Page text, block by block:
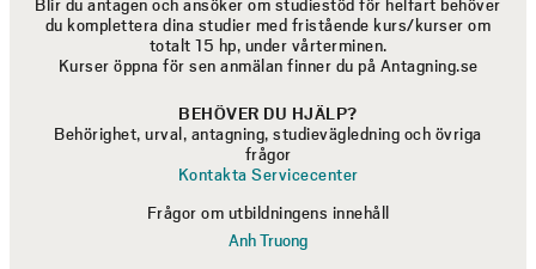
verksamhetsförlagd utbildning (VFU) integreras med
teoretiska studier på campus. Du kommer att få identifiera
komplexa omvårdnadsproblem från vården, analysera och
problematisera dessa under den teoretiska delen, för att
sedan återkoppla till vårdverksamheten.
VFU-platser finns på flertalet orter Västra
Götalandsregionen vilket kan innebära en resekostnad
Blir du antagen och ansöker om studiestöd för helfart behöver
du komplettera dina studier med fristående kurs/kurser om
totalt 15 hp, under vårterminen.
Kurser öppna för sen anmälan finner du på Antagning.se
BEHÖVER DU HJÄLP?
Behörighet, urval, antagning, studievägledning och övriga
frågor
Kontakta Servicecenter
Frågor om utbildningens innehåll
Anh Truong